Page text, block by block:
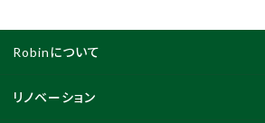
Robinについて
リノベーション